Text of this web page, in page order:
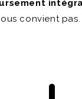
convient pas.